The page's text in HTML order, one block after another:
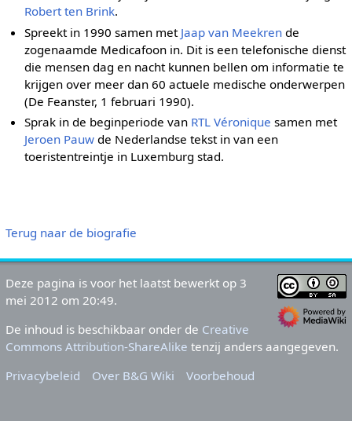
Robert ten Brink.
Spreekt in 1990 samen met Jaap van Meekren de
zogenaamde Medicafoon in. Dit is een telefonische dienst
die mensen dag en nacht kunnen bellen om informatie te
krijgen over meer dan 60 actuele medische onderwerpen
(De Feanster, 1 februari 1990).
Sprak in de beginperiode van RTL Véronique samen met
Jeroen Pauw de Nederlandse tekst in van een
toeristentreintje in Luxemburg stad.
Terug naar de biografie
Deze pagina is voor het laatst bewerkt op 3
mei 2012 om 20:49.
De inhoud is beschikbaar onder de Creative
Commons Attribution-ShareAlike tenzij anders aangegeven.
Privacybeleid
Over B&G Wiki Voorbehoud